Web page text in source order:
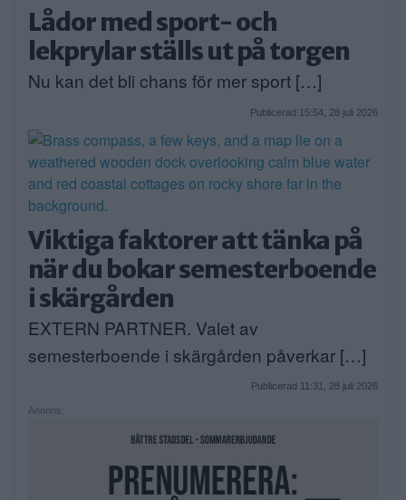
Lådor med sport- och
lekprylar ställs ut på torgen
Nu kan det bli chans för mer sport […]
Publicerad 15:54, 28 juli 2026
Viktiga faktorer att tänka på
när du bokar semesterboende
i skärgården
EXTERN PARTNER. Valet av
semesterboende i skärgården påverkar […]
Publicerad 11:31, 28 juli 2026
Annons: